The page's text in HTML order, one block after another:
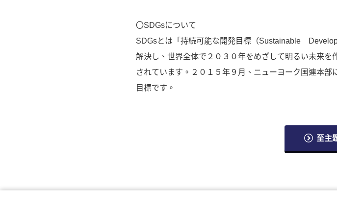
〇SDGsについて
SDGsとは「持続可能な開発目標（Sustainable
解決し、世界全体で２０３０年をめざして明るい未来
されています。２０１５年９月、ニューヨーク国連本
目標です。
至主